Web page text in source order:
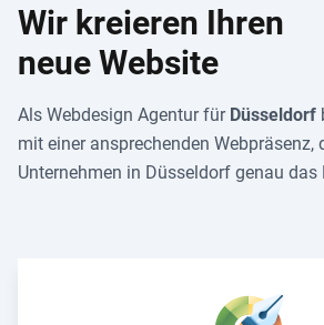
Wir kreieren Ihren
neue Website
Als Webdesign Agentur für Düsseldorf
mit einer ansprechenden Webpräsenz,
Unternehmen in Düsseldorf genau das